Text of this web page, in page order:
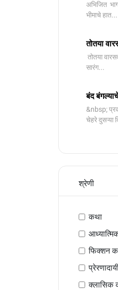
️अभिजित ️ भाग
भीमाचे हात...
तोतया
तोतया
सारंग...
बंद
&nbsp;
चेहरे दुसऱ्या
श्रेणी
कथा
फिक्शन
क्लासिक